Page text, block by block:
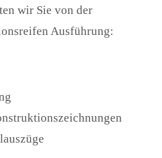
wir Sie von der
Ausführung: